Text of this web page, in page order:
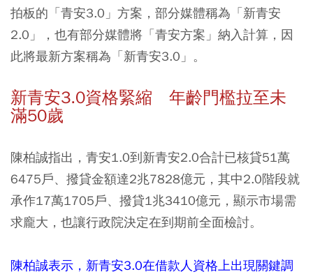
拍板的「青安3.0」方案，部分媒體稱為「新青安
2.0」，也有部分媒體將「青安方案」納入計算，因
此將最新方案稱為「新青安3.0」。
新青安3.0資格緊縮 年齡門檻拉至未
滿50歲
陳柏誠指出，青安1.0到新青安2.0合計已核貸51萬
6475戶、撥貸金額達2兆7828億元，其中2.0階段就
承作17萬1705戶、撥貸1兆3410億元，顯示市場需
求龐大，也讓行政院決定在到期前全面檢討。
陳柏誠表示，新青安3.0在借款人資格上出現關鍵調